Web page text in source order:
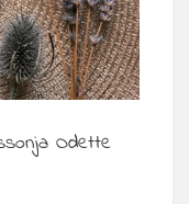
Odette